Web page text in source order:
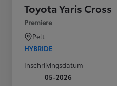
Toyota Yaris Cross
Premiere
Pelt
HYBRIDE
Inschrijvingsdatum
05-2026